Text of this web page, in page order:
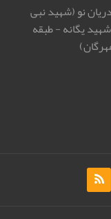
نو (شهید نبی
یگانه - طبقه